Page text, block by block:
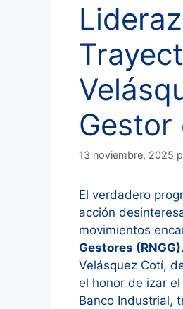
Gestor
13 noviembre, 2025
El verdadero
acción
movimientos
Gestores (RNGG)
Velásquez Cotí,
el honor de izar
Banco Industrial,